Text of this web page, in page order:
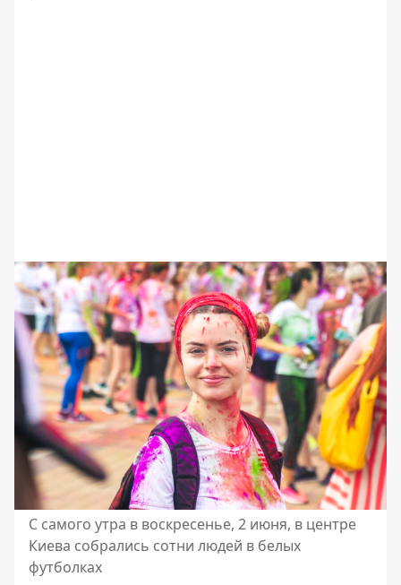
С самого утра в воскресенье, 2 июня, в центре
Киева собрались сотни людей в белых
футболках